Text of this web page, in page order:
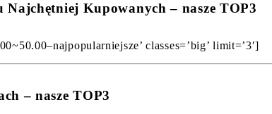
Najchętniej Kupowanych – nasze TOP3
classes=’big’ limit=’3′]
– nasze TOP3